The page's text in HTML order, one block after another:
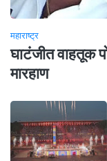
महाराष्ट्र
घाटंजीत वाहतूक
मारहाण